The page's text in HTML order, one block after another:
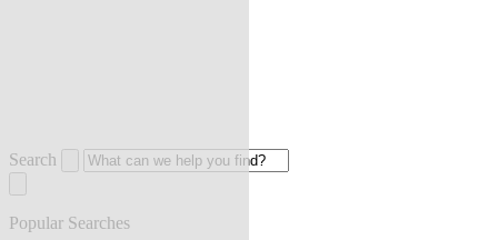
Search
Popular Searches